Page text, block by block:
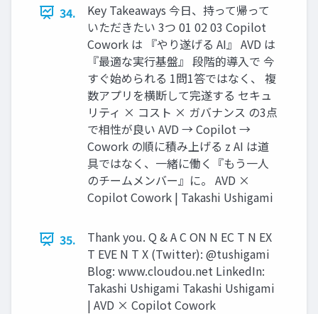
34.
Key Takeaways 今日、持って帰って
いただきたい 3つ 01 02 03 Copilot
Cowork は 『やり遂げる AI』 AVD は
『最適な実行基盤』 段階的導入で 今
すぐ始められる 1問1答ではなく、 複
数アプリを横断して完遂する セキュ
リティ × コスト × ガバナンス の3点
で相性が良い AVD → Copilot →
Cowork の順に積み上げる z AI は道
具ではなく、一緒に働く『もう一人
のチームメンバー』に。 AVD ×
Copilot Cowork | Takashi Ushigami
35.
Thank you. Q & A C ON N EC T N EX
T EVE N T X (Twitter): @tushigami
Blog: www.cloudou.net LinkedIn:
Takashi Ushigami Takashi Ushigami
| AVD × Copilot Cowork